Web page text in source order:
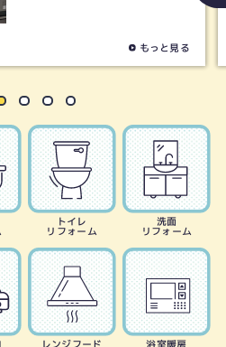
もっと見る
トイレ
リフォーム
洗面
リフォーム